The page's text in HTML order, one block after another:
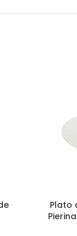
Plato